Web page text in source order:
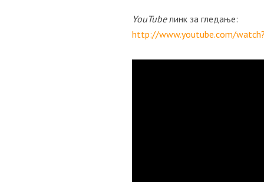
YouTubeлинк за гледање:
http://www.youtube.com/